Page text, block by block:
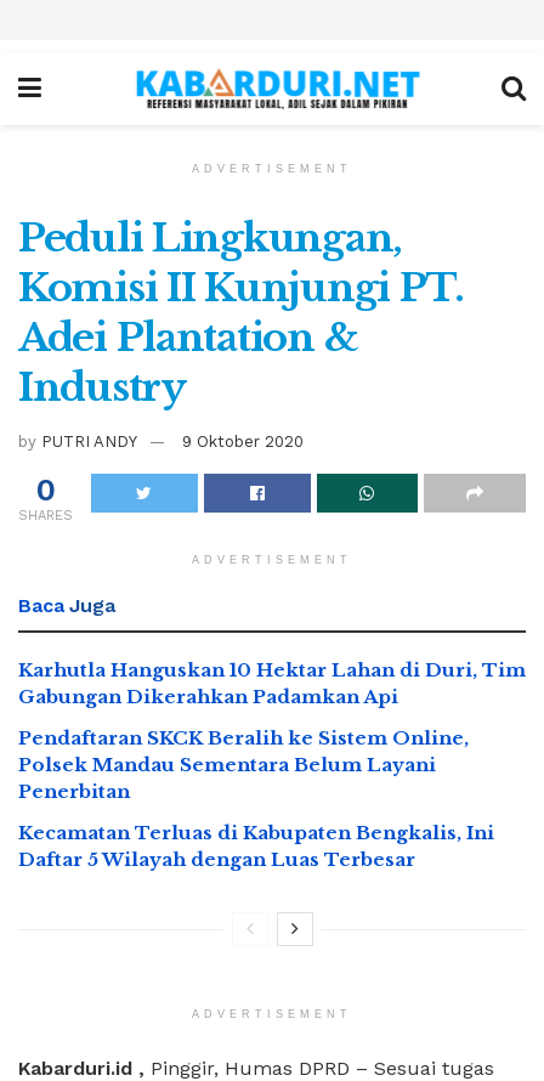
ADVERTISEMENT
Peduli Lingkungan,
Komisi II Kunjungi PT.
Adei Plantation &
Industry
by PUTRI ANDY 9 Oktober 2020
0
SHARES
ADVERTISEMENT
Baca Juga
Karhutla Hanguskan 10 Hektar Lahan di Duri, Tim
Gabungan Dikerahkan Padamkan Api
Pendaftaran SKCK Beralih ke Sistem Online,
Polsek Mandau Sementara Belum Layani
Penerbitan
Kecamatan Terluas di Kabupaten Bengkalis, Ini
Daftar 5 Wilayah dengan Luas Terbesar
ADVERTISEMENT
Kabarduri.id , Pinggir, Humas DPRD – Sesuai tugas